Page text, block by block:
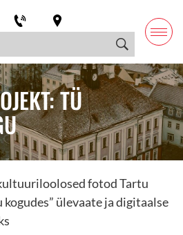
TÜ
fotod Tartu
ülevaate ja digitaalse